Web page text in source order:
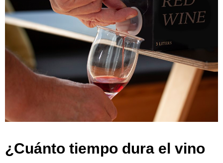
¿Cuánto tiempo dura el vino